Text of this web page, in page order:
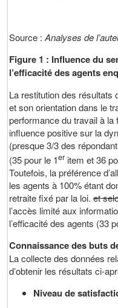
Source : Analyses de
Figure 1 : Influence du
l’efficacité des agents
La restitution des résultats
et son orientation dans le
performance du travail à
influence positive sur la
(presque 3/3 des
(35 pour le 1er item et 36
Toutefois, la préférence
les agents à 100% étant
retraite fixé par la loi.et
l’accès limité aux
l’efficacité des agents (33
Connaissance des buts
La collecte des données
d’obtenir les résultats ci-
Niveau de